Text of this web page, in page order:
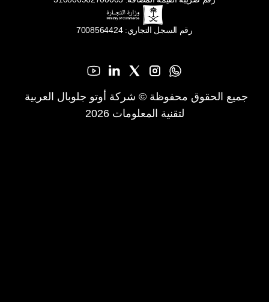
رقم السجل التجاري: 7008564424
لتقنية المعلومات 2026